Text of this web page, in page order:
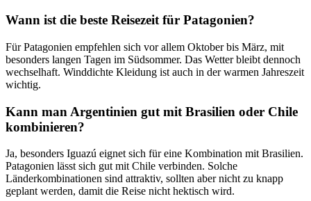
Wann ist die beste Reisezeit für Patagonien?
Für Patagonien empfehlen sich vor allem Oktober bis März, mit
besonders langen Tagen im Südsommer. Das Wetter bleibt dennoch
wechselhaft. Winddichte Kleidung ist auch in der warmen Jahreszeit
wichtig.
Kann man Argentinien gut mit Brasilien oder Chile
kombinieren?
Ja, besonders Iguazú eignet sich für eine Kombination mit Brasilien.
Patagonien lässt sich gut mit Chile verbinden. Solche
Länderkombinationen sind attraktiv, sollten aber nicht zu knapp
geplant werden, damit die Reise nicht hektisch wird.